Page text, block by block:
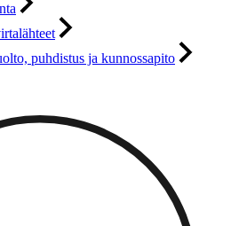
puhdistus ja kunnossapito